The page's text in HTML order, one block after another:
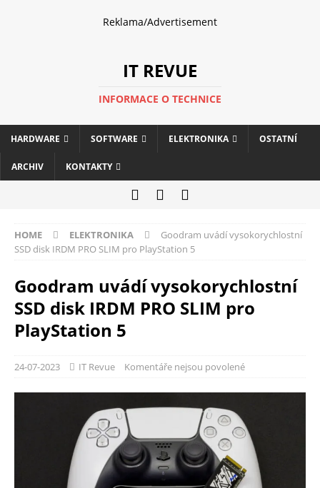
Reklama/Advertisement
IT REVUE
INFORMACE O TECHNICE
HARDWARE SOFTWARE ELEKTRONIKA OSTATNÍ
ARCHIV KONTAKTY
HOME ELEKTRONIKA
Goodram uvádí vysokorychlostní
SSD disk IRDM PRO SLIM pro PlayStation 5
Goodram uvádí vysokorychlostní
SSD disk IRDM PRO SLIM pro
PlayStation 5
24-07-2023 IT Revue Komentáře nejsou povolené